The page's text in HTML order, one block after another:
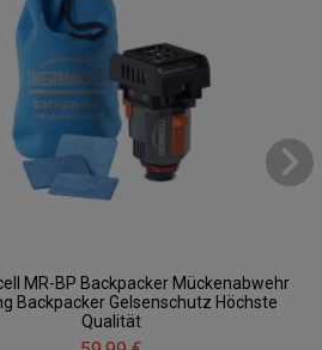
MR-BP Backpacker Mückenabwehr
Backpacker Gelsenschutz Höchste
Qualität